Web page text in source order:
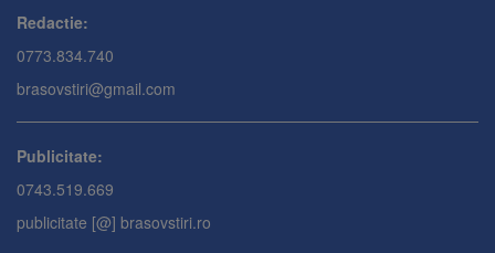
Redactie:
0773.834.740
brasovstiri@gmail.com
Publicitate:
0743.519.669
publicitate [@] brasovstiri.ro